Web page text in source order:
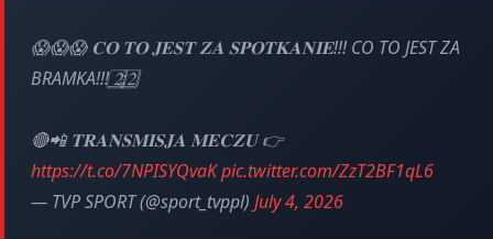
😱😱😱 𝐂𝐎 𝐓𝐎 𝐉𝐄𝐒𝐓 𝐙𝐀 𝐒𝐏𝐎𝐓𝐊𝐀𝐍𝐈𝐄!!! CO TO JEST ZA
BRAMKA!!! 2⃣:2⃣
🔴📲 𝐓𝐑𝐀𝐍𝐒𝐌𝐈𝐒𝐉𝐀 𝐌𝐄𝐂𝐙𝐔 👉
https://t.co/7NPISYQvaKpic.twitter.com/ZzT2BF1qL6
— TVP SPORT (@sport_tvppl) July 4, 2026